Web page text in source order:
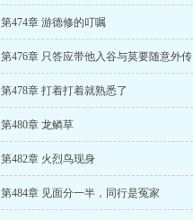
第474章 游德修的叮嘱
第476章 只答应带他入谷与莫要随意外传
第478章 打着打着就熟悉了
第480章 龙鳞草
第482章 火烈鸟现身
第484章 见面分一半，同行是冤家